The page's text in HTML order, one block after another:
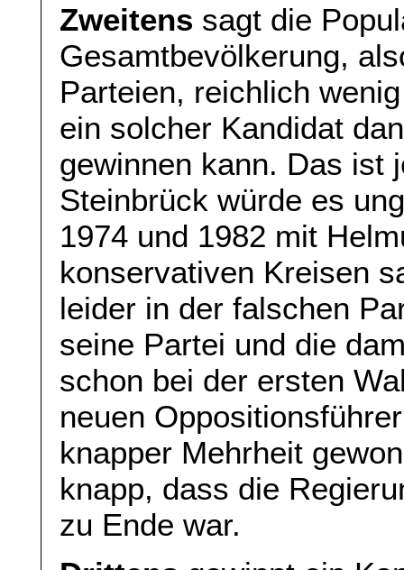
Zweitens sagt die
Gesamtbevölkerung,
Parteien, reichlich
ein solcher Kandidat
gewinnen kann. Das ist
Steinbrück würde es
1974 und 1982 mit
konservativen Kreisen
leider in der falschen
seine Partei und die
schon bei der ersten
neuen
knapper Mehrheit
knapp, dass die
zu Ende war.